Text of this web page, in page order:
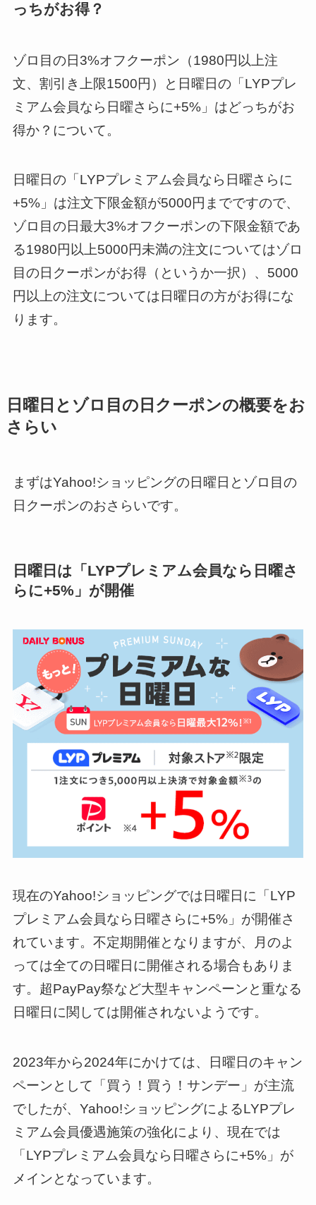
っちがお得？
ゾロ目の日3%オフクーポン（1980円以上注
文、割引き上限1500円）と日曜日の「LYPプレ
ミアム会員なら日曜さらに+5%」はどっちがお
得か？について。
日曜日の「LYPプレミアム会員なら日曜さらに
+5%」は注文下限金額が5000円までですので、
ゾロ目の日最大3%オフクーポンの下限金額であ
る1980円以上5000円未満の注文についてはゾロ
目の日クーポンがお得（というか一択）、5000
円以上の注文については日曜日の方がお得にな
ります。
日曜日とゾロ目の日クーポンの概要をお
さらい
まずはYahoo!ショッピングの日曜日とゾロ目の
日クーポンのおさらいです。
日曜日は「LYPプレミアム会員なら日曜さ
らに+5%」が開催
現在のYahoo!ショッピングでは日曜日に「LYP
プレミアム会員なら日曜さらに+5%」が開催さ
れています。不定期開催となりますが、月のよ
っては全ての日曜日に開催される場合もありま
す。超PayPay祭など大型キャンペーンと重なる
日曜日に関しては開催されないようです。
2023年から2024年にかけては、日曜日のキャン
ペーンとして「買う！買う！サンデー」が主流
でしたが、Yahoo!ショッピングによるLYPプレ
ミアム会員優遇施策の強化により、現在では
「LYPプレミアム会員なら日曜さらに+5%」が
メインとなっています。